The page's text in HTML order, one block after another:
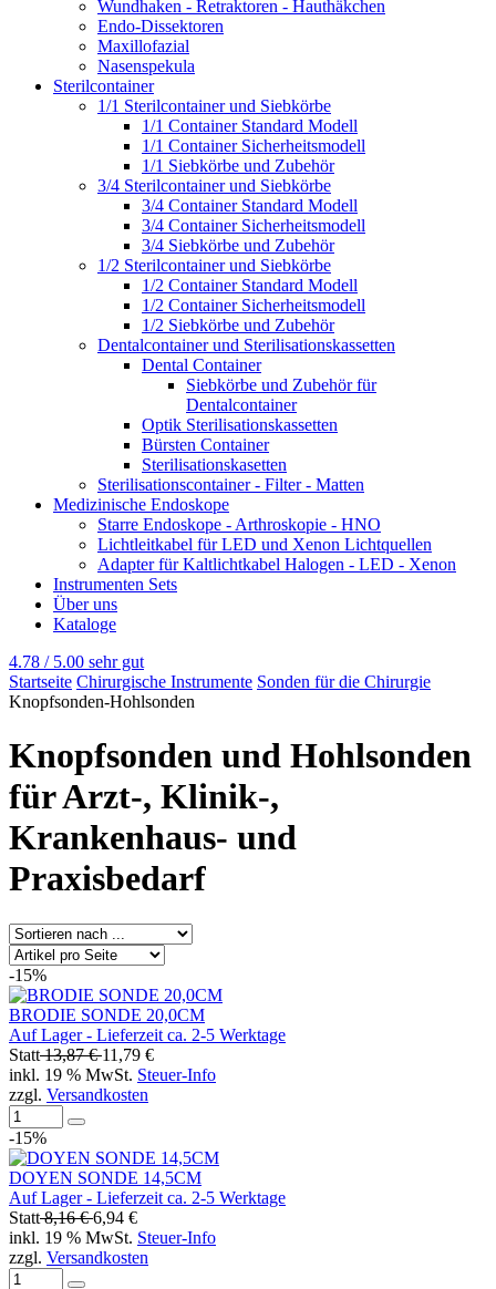
Wundhaken - Retraktoren - Hauthäkchen
Endo-Dissektoren
Maxillofazial
Nasenspekula
Sterilcontainer
1/1 Sterilcontainer und Siebkörbe
1/1 Container Standard Modell
1/1 Container Sicherheitsmodell
1/1 Siebkörbe und Zubehör
3/4 Sterilcontainer und Siebkörbe
3/4 Container Standard Modell
3/4 Container Sicherheitsmodell
3/4 Siebkörbe und Zubehör
1/2 Sterilcontainer und Siebkörbe
1/2 Container Standard Modell
1/2 Container Sicherheitsmodell
1/2 Siebkörbe und Zubehör
Dentalcontainer und Sterilisationskassetten
Dental Container
Siebkörbe und Zubehör für
Dentalcontainer
Optik Sterilisationskassetten
Bürsten Container
Sterilisationskasetten
Sterilisationscontainer - Filter - Matten
Medizinische Endoskope
Starre Endoskope - Arthroskopie - HNO
Lichtleitkabel für LED und Xenon Lichtquellen
Adapter für Kaltlichtkabel Halogen - LED - Xenon
Instrumenten Sets
Über uns
Kataloge
4.78 / 5.00 sehr gut
Startseite Chirurgische Instrumente Sonden für die Chirurgie
Knopfsonden-Hohlsonden
Knopfsonden und Hohlsonden
für Arzt-, Klinik-,
Krankenhaus- und
Praxisbedarf
-15%
BRODIE SONDE 20,0CM
Auf Lager - Lieferzeit ca. 2-5 Werktage
Statt13,87 €11,79 €
inkl. 19 % MwSt. Steuer-Info
zzgl. Versandkosten
-15%
DOYEN SONDE 14,5CM
Auf Lager - Lieferzeit ca. 2-5 Werktage
Statt8,16 €6,94 €
inkl. 19 % MwSt. Steuer-Info
zzgl. Versandkosten